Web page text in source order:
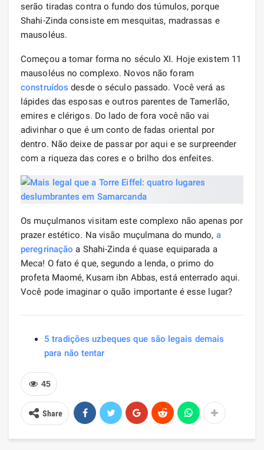
serão tiradas contra o fundo dos túmulos, porque
Shahi-Zinda consiste em mesquitas, madrassas e
mausoléus.
Começou a tomar forma no século XI. Hoje existem 11
mausoléus no complexo. Novos não foram
construídos desde o século passado. Você verá as
lápides das esposas e outros parentes de Tamerlão,
emires e clérigos. Do lado de fora você não vai
adivinhar o que é um conto de fadas oriental por
dentro. Não deixe de passar por aqui e se surpreender
com a riqueza das cores e o brilho dos enfeites.
Os muçulmanos visitam este complexo não apenas por
prazer estético. Na visão muçulmana do mundo, a
peregrinação a Shahi-Zinda é quase equiparada a
Meca! O fato é que, segundo a lenda, o primo do
profeta Maomé, Kusam ibn Abbas, está enterrado aqui.
Você pode imaginar o quão importante é esse lugar?
5 tradições uzbeques que são legais demais
para não tentar
45
Share